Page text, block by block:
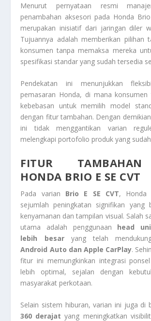
Menurut pernyataan resmi
penambahan aksesori pada Honda
merupakan inisiatif dari jaringan diler
Tujuannya adalah memberikan pilihan
konsumen tanpa memaksa mereka
spesifikasi standar yang sudah tersedia
Pendekatan ini menunjukkan
pemasaran Honda, di mana
kebebasan untuk memilih model
dengan fitur tambahan. Dengan
ini tidak menggantikan varian
melengkapi portofolio produk yang
FITUR
HONDA BRIO E SE CVT
Pada varian Brio E SE CVT, Honda
sejumlah peningkatan signifikan yang
kenyamanan dan tampilan visual. Salah
utama adalah penggunaan head
lebih besaryang telah
Android Auto dan Apple CarPlay.
fitur ini memungkinkan integrasi
lebih optimal, sejalan dengan
masyarakat perkotaan.
Selain sistem hiburan, varian ini juga di
360 derajat yang meningkatkan